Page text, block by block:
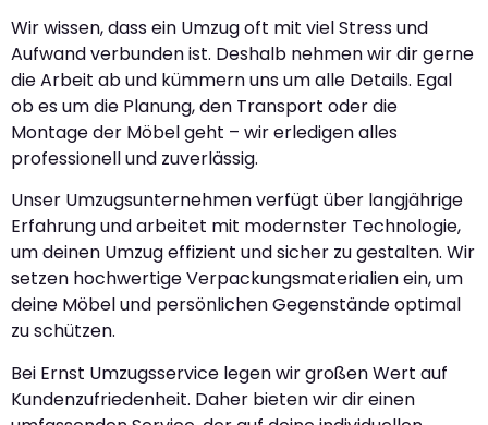
Wir wissen, dass ein Umzug oft mit viel Stress und
Aufwand verbunden ist. Deshalb nehmen wir dir gerne
die Arbeit ab und kümmern uns um alle Details. Egal
ob es um die Planung, den Transport oder die
Montage der Möbel geht – wir erledigen alles
professionell und zuverlässig.
Unser Umzugsunternehmen verfügt über langjährige
Erfahrung und arbeitet mit modernster Technologie,
um deinen Umzug effizient und sicher zu gestalten. Wir
setzen hochwertige Verpackungsmaterialien ein, um
deine Möbel und persönlichen Gegenstände optimal
zu schützen.
Bei Ernst Umzugsservice legen wir großen Wert auf
Kundenzufriedenheit. Daher bieten wir dir einen